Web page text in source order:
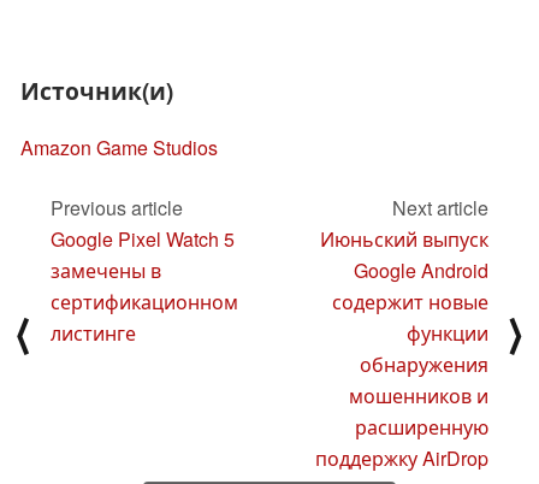
Источник(и)
Amazon Game Studios
⟨
Previous article
Google Pixel Watch 5
замечены в
сертификационном
листинге
Next article
Июньский выпуск
Google Android
содержит новые
функции
обнаружения
мошенников и
расширенную
поддержку AirDrop
⟩